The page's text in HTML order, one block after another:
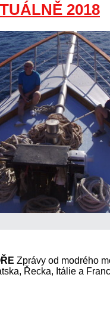
2018
Zprávy od modrého
Řecka, Itálie a